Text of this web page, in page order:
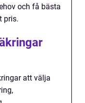
och få bästa
pris.
att välja